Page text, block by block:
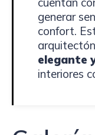
generar
confort.
elegante
interiores